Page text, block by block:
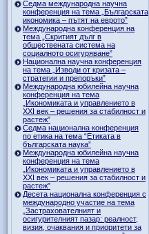
Седма международна научна
конференция на тема „Българската
икономика – пътят на еврото”
Международна конференция на
тема „Скритият дълг в
обществената система на
социалното осигуряване”
Национална научна конференция
на тема „Изводи от кризата –
стратегии и препоръки”
Международна юбилейна научна
конференция на тема
„Икономиката и управлението в
ХХI век – решения за стабилност и
растеж”
Седма национална конференция
по етика на тема “Етиката в
българската наука”
Международна юбилейна научна
конференция на тема
„Икономиката и управлението в
ХХI век – решения за стабилност и
растеж”
Десета национална конференция с
международно участие на тема
„Застрахователният и
осигурителният пазар: реалност,
визия, очаквания и приоритети за